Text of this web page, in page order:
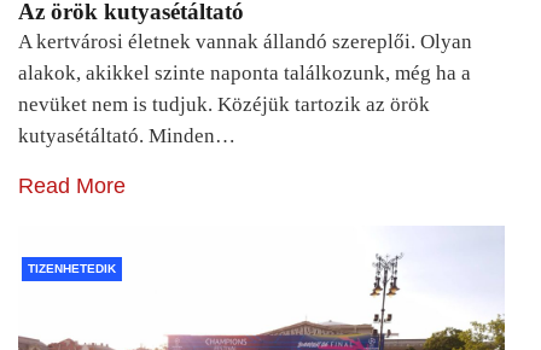
Az örök kutyasétáltató
A kertvárosi életnek vannak állandó szereplői. Olyan
alakok, akikkel szinte naponta találkozunk, még ha a
nevüket nem is tudjuk. Közéjük tartozik az örök
kutyasétáltató. Minden…
Read More
TIZENHETEDIK